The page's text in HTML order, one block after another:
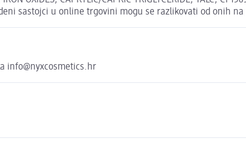
sastojci u online trgovini mogu se razlikovati od onih
info@nyxcosmetics.hr